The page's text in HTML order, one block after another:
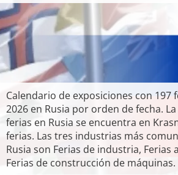
Calendario de exposiciones con 197
2026 en Rusia por orden de fecha.
ferias en Rusia se encuentra en
ferias. Las tres industrias más
Rusia son Ferias de industria, Ferias
Ferias de construcción de máquinas.